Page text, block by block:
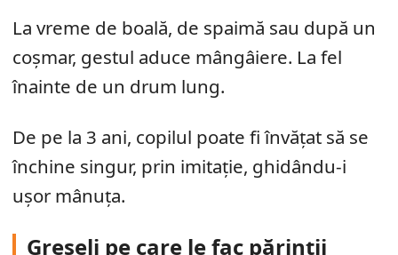
La vreme de boală, de spaimă sau după un
coșmar, gestul aduce mângâiere. La fel
înainte de un drum lung.
De pe la 3 ani, copilul poate fi învățat să se
închine singur, prin imitație, ghidându-i
ușor mânuța.
Greșeli pe care le fac părinții